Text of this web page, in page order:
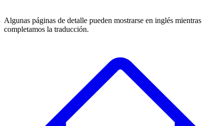
Algunas páginas de detalle pueden mostrarse en inglés mientras
completamos la traducción.